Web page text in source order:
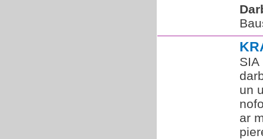
SIA
un
ar